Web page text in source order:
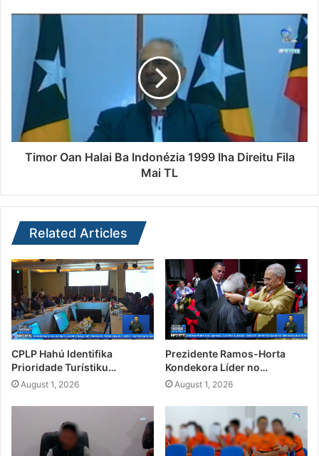
Timor Oan Halai Ba Indonézia 1999 Iha Direitu Fila
Mai TL
Related Articles
CPLP Hahú Identifika
Prioridade Turístiku…
August 1, 2026
Prezidente Ramos-Horta
Kondekora Líder no…
August 1, 2026